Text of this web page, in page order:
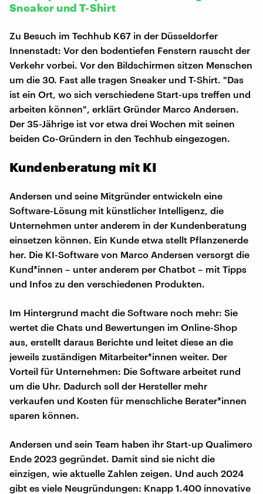
Sneaker und T-Shirt
Zu Besuch im Techhub K67 in der Düsseldorfer
Innenstadt: Vor den bodentiefen Fenstern rauscht der
Verkehr vorbei. Vor den Bildschirmen sitzen Menschen
um die 30. Fast alle tragen Sneaker und T-Shirt. "Das
ist ein Ort, wo sich verschiedene Start-ups treffen und
arbeiten können", erklärt Gründer Marco Andersen.
Der 35-Jährige ist vor etwa drei Wochen mit seinen
beiden Co-Gründern in den Techhub eingezogen.
Kundenberatung mit KI
Andersen und seine Mitgründer entwickeln eine
Software-Lösung mit künstlicher Intelligenz, die
Unternehmen unter anderem in der Kundenberatung
einsetzen können. Ein Kunde etwa stellt Pflanzenerde
her. Die KI-Software von Marco Andersen versorgt die
Kund*innen – unter anderem per Chatbot – mit Tipps
und Infos zu den verschiedenen Produkten.
Im Hintergrund macht die Software noch mehr: Sie
wertet die Chats und Bewertungen im Online-Shop
aus, erstellt daraus Berichte und leitet diese an die
jeweils zuständigen Mitarbeiter*innen weiter. Der
Vorteil für Unternehmen: Die Software arbeitet rund
um die Uhr. Dadurch soll der Hersteller mehr
verkaufen und Kosten für menschliche Berater*innen
sparen können.
Andersen und sein Team haben ihr Start-up Qualimero
Ende 2023 gegründet. Damit sind sie nicht die
einzigen, wie aktuelle Zahlen zeigen. Und auch 2024
gibt es viele Neugründungen: Knapp 1.400 innovative